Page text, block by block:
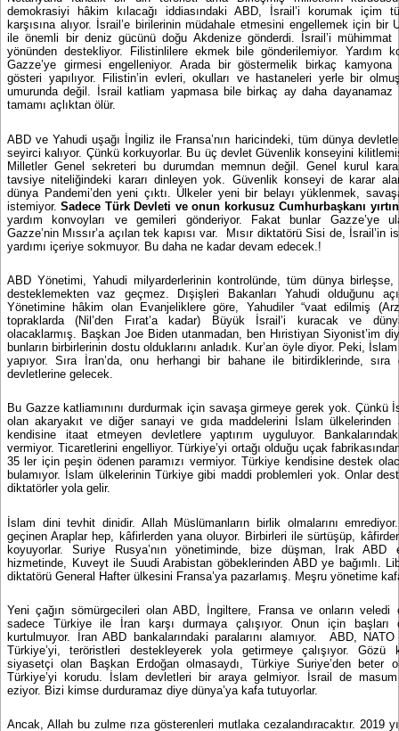
demokrasiyi hâkim kılacağı iddiasındaki ABD, İsrail’i korumak içim
karşısına alıyor. İsrail’e birilerinin müdahale etmesini engellemek için bir
ile önemli bir deniz gücünü doğu Akdenize gönderdi. İsrail’i
yönünden destekliyor. Filistinlilere ekmek bile gönderilemiyor. Yardım
Gazze’ye girmesi engelleniyor. Arada bir göstermelik birkaç
gösteri yapılıyor. Filistin’in evleri, okulları ve hastaneleri yerle bir
umurunda değil. İsrail katliam yapmasa bile birkaç ay daha dayanamaz
tamamı açlıktan ölür.
ABD ve Yahudi uşağı İngiliz ile Fransa’nın haricindeki, tüm dünya
seyirci kalıyor. Çünkü korkuyorlar. Bu üç devlet Güvenlik konseyini
Milletler Genel sekreteri bu durumdan memnun değil. Genel kurul
tavsiye niteliğindeki kararı dinleyen yok. Güvenlik konseyi de karar
dünya Pandemi’den yeni çıktı. Ülkeler yeni bir belayı yüklenmek,
istemiyor.Sadece Türk Devleti ve onun korkusuz Cumhurbaşkanı
yardım konvoyları ve gemileri gönderiyor. Fakat bunlar Gazze’ye
Gazze’nin Mıssır’a açılan tek kapısı var.
Mısır diktatörü Sisi de, İsrail’in
yardımı içeriye sokmuyor. Bu daha ne kadar devam edecek.!
ABD Yönetimi, Yahudi milyarderlerinin kontrolünde, tüm dünya
desteklemekten vaz geçmez. Dışişleri Bakanları Yahudi olduğunu
Yönetimine hâkim olan Evanjeliklere göre, Yahudiler “vaat edilmiş
topraklarda (Nil’den Fırat’a kadar) Büyük İsrail’i kuracak ve
olacaklarmış. Başkan Joe Biden utanmadan,
ben Hıristiyan Siyonist’im
bunların birbirlerinin dostu olduklarını anladık. Kur’an öyle diyor. Peki,
yapıyor. Sıra İran’da, onu herhangi bir bahane ile bitirdiklerinde, sıra
devletlerine gelecek.
Bu Gazze katliamınını durdurmak için savaşa girmeye gerek yok. Çünkü
olan akaryakıt ve diğer sanayi ve gıda maddelerini İslam ülkelerinden
kendisine itaat etmeyen devletlere yaptırım uyguluyor.
vermiyor. Ticaretlerini engelliyor. Türkiye’yi ortağı olduğu uçak
35 ler için peşin ödenen paramızı vermiyor. Türkiye kendisine destek
bulamıyor. İslam ülkelerinin Türkiye gibi maddi problemleri yok. Onlar
diktatörler yola gelir.
İslam dini tevhit dinidir. Allah Müslümanların birlik olmalarını
geçinen Araplar hep, kâfirlerden yana oluyor. Birbirleri ile sürtüşüp,
koyuyorlar. Suriye Rusya’nın yönetiminde, bize düşman, Irak ABD
hizmetinde, Kuveyt ile Suudi Arabistan göbeklerinden ABD ye bağımlı.
diktatörü General Hafter ülkesini Fransa’ya pazarlamış. Meşru yönetime
Yeni çağın sömürgecileri olan ABD, İngiltere, Fransa ve onların veledi
sadece Türkiye ile İran karşı durmaya çalışıyor. Onun için başları
kurtulmuyor. İran ABD bankalarındaki paralarını alamıyor.
ABD, NATO
Türkiye’yi, teröristleri destekleyerek yola getirmeye çalışıyor. Gözü
siyasetçi olan Başkan Erdoğan olmasaydı, Türkiye Suriye’den beter
Türkiye’yi korudu. İslam devletleri bir araya gelmiyor. İsrail de
eziyor. Bizi kimse durduramaz diye dünya’ya kafa tutuyorlar.
Ancak, Allah bu zulme rıza gösterenleri mutlaka cezalandıracaktır. 2019